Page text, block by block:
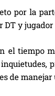
por la
DT y
el tiempo
de manejar